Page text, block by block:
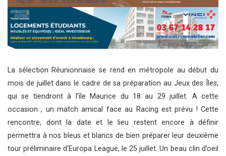
La sélection Réunionnaise se rend en métropole au début du
mois de juillet dans le cadre de sa préparation au Jeux des Îles,
qui se tiendront à l’île Maurice du 18 au 29 juillet. A cette
occasion , un match amical face au Racing est prévu ! Cette
rencontre, dont la date et le lieu restent encore à définir
permettra à nos bleus et blancs de bien préparer leur deuxième
tour préliminaire d’Europa League, le 25 juillet. Un beau clin d’oeil